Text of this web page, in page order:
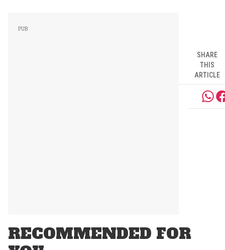
SHARE
THIS
ARTICLE
RECOMMENDED FOR